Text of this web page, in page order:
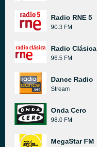
Radio RNE 5
90.3 FM
Radio Clásica
96.5 FM
Dance Radio
Stream
Onda Cero
98.0 FM
MegaStar FM